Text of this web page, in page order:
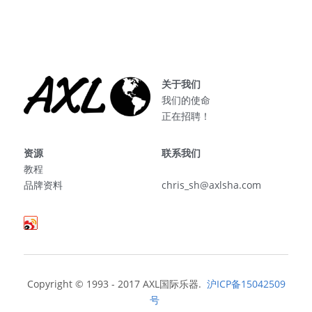
关于我们
我们的使命
正在招聘！
资源
教程
品牌资料
联系我们
chris_sh@axlsha.com
Copyright © 1993 - 2017 AXL国际乐器. 沪ICP备15042509
号